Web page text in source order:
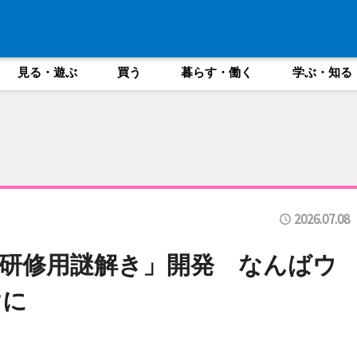
見る・遊ぶ 買う 暮らす・働く 学ぶ・知る
2026.07.08
修用謎解き」開発 なんばウ